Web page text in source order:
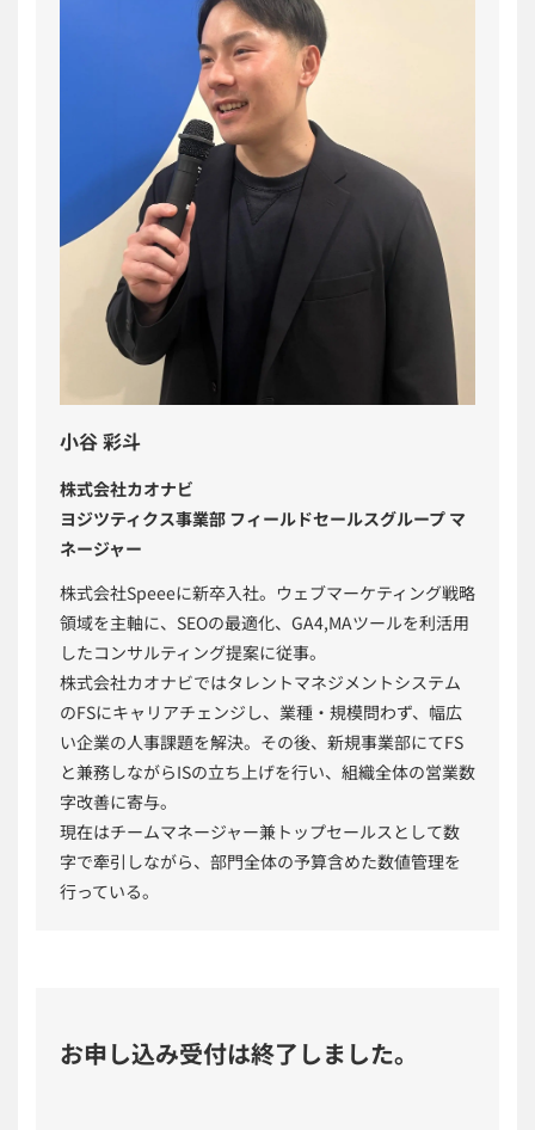
小谷 彩斗
株式会社カオナビ
ヨジツティクス事業部 フィールドセールスグループ マ
ネージャー
株式会社Speeeに新卒入社。ウェブマーケティング戦略
領域を主軸に、SEOの最適化、GA4,MAツールを利活用
したコンサルティング提案に従事。
株式会社カオナビではタレントマネジメントシステム
のFSにキャリアチェンジし、業種・規模問わず、幅広
い企業の人事課題を解決。その後、新規事業部にてFS
と兼務しながらISの立ち上げを行い、組織全体の営業数
字改善に寄与。
現在はチームマネージャー兼トップセールスとして数
字で牽引しながら、部門全体の予算含めた数値管理を
行っている。
お申し込み受付は終了しました。